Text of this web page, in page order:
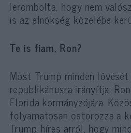
lerombolta, hogy nem
is az elnökség közelébe
Te is fiam, Ron?
Most Trump minden
republikánusra irányítja:
Florida kormányzójára.
folyamatosan ostorozza a
Trump híres arról, hogy